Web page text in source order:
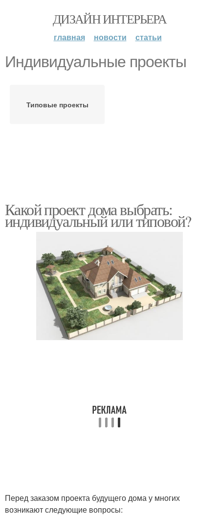
ДИЗАЙН ИНТЕРЬЕРА
главная новости статьи
Индивидуальные проекты
Типовые проекты
Какой проект дома выбрать:
индивидуальный или типовой?
Перед заказом проекта будущего дома у многих
возникают следующие вопросы: